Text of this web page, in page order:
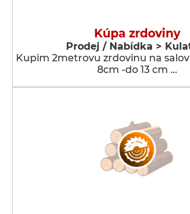
Kúpa zrdoviny
Prodej / Nabídka >
Kupim 2metrovu zrdovinu na
8cm -do 13 cm …